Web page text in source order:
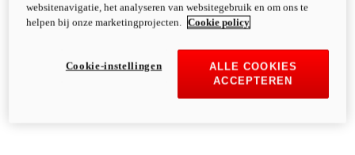
websitenavigatie, het analyseren van websitegebruik en om ons te
helpen bij onze marketingprojecten.
Cookie policy
ALLE COOKIES
ACCEPTEREN
Cookie-instellingen